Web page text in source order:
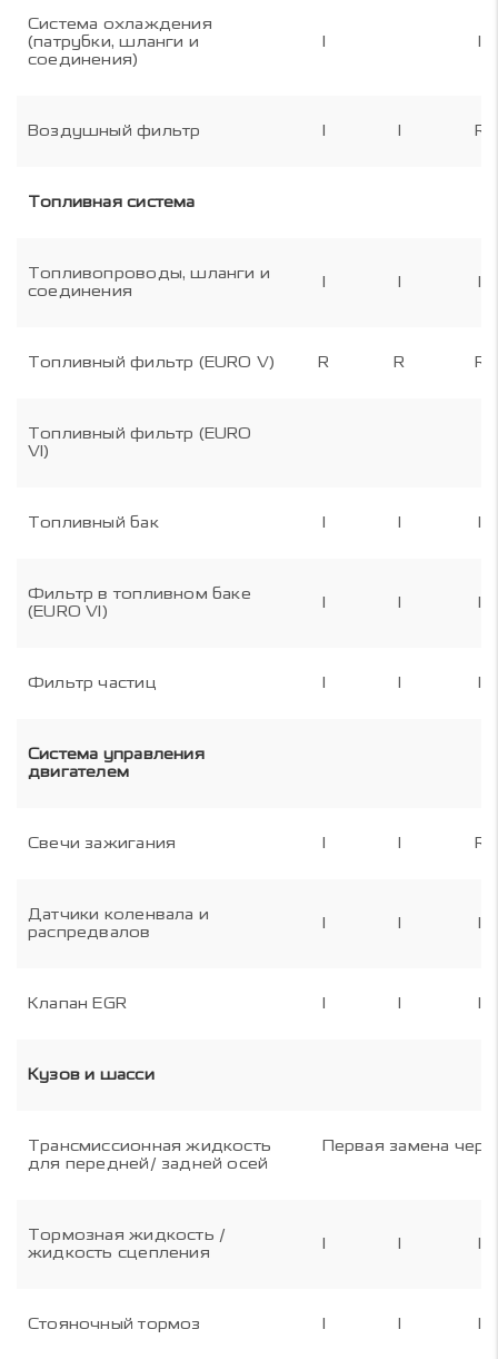
Система охлаждения
(патрубки, шланги и
соединения)
I I
Воздушный фильтр I I R
Топливная система
Топливопроводы, шланги и
соединения
I I I
Топливный фильтр (EURO V) R R R
Топливный фильтр (EURO
VI)
Топливный бак I I I
Фильтр в топливном баке
(EURO VI)
I I I
Фильтр частиц I I I
Система управления
двигателем
Свечи зажигания I I R
Датчики коленвала и
распредвалов
I I I
Клапан EGR I I I
Кузов и шасси
Трансмиссионная жидкость
для передней/ задней осей
Первая замена
Тормозная жидкость /
жидкость сцепления
I I I
Стояночный тормоз I I I